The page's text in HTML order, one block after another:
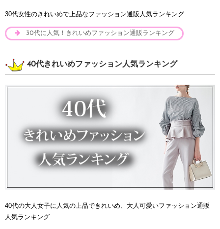
30代女性のきれいめで上品なファッション通販人気ランキング
30代に人気！きれいめファッション通販ランキング
40代きれいめファッション人気ランキング
40代の大人女子に人気の上品できれいめ、大人可愛いファッション通販
人気ランキング